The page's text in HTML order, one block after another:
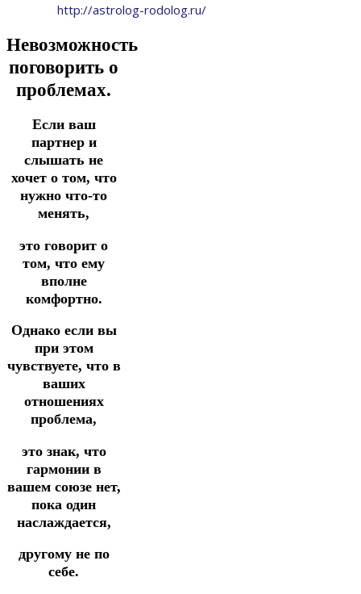
http://astrolog-rodolog.ru/
Невозможность
поговорить о
проблемах.
Если ваш
партнер и
слышать не
хочет о том, что
нужно что-то
менять,
это говорит о
том, что ему
вполне
комфортно.
Однако если вы
при этом
чувствуете, что в
ваших
отношениях
проблема,
это знак, что
гармонии в
вашем союзе нет,
пока один
наслаждается,
другому не по
себе.